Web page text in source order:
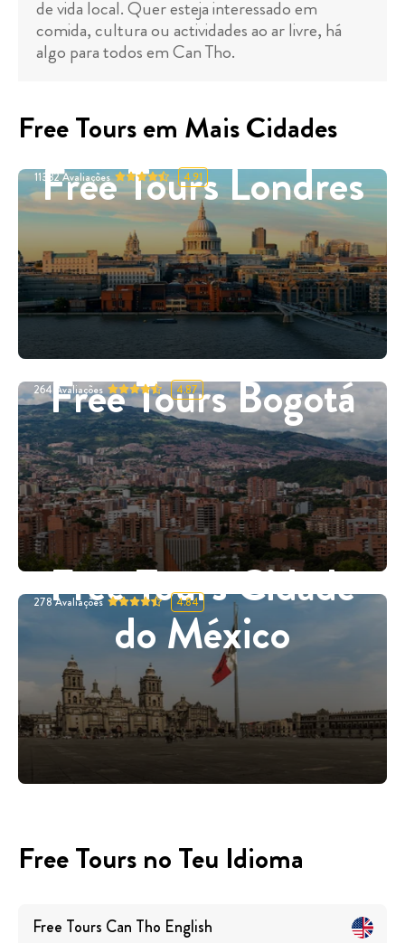
de vida local. Quer esteja interessado em
comida, cultura ou actividades ao ar livre, há
algo para todos em Can Tho.
Free Tours em Mais Cidades
Free Tours Londres
11332Avaliações 4.91
Free Tours Bogotá
264 Avaliações 4.87
Free Tours Cidade
do México
278 Avaliações 4.84
Free Tours no Teu Idioma
Free Tours Can Tho English